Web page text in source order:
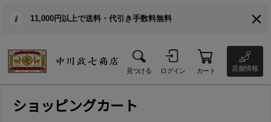
11,000円以上で送料・代引き手数料無料
見つける ログイン カート 店舗情報
ショッピングカート